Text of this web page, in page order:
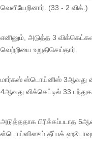
வெளியேறினார். (33 - 2 விக்.)
எனினும், அடுத்த 3
வெற்றியை உறுதிசெய்தார்.
மார்கஸ் ஸ்டொய்னிஸ் 3ஆவது
4ஆவது விக்கெட்டில் 33
அடுத்ததாக பிரிக்கப்படாத
ஸ்டொய்னிஸும் தீப்பக்